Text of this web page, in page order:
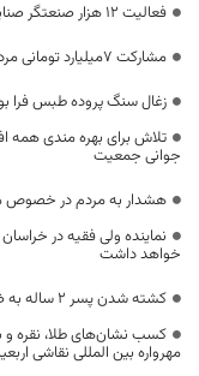
فعالیت 12 هزار صنعتگر صنایع دستی در خراسان جنوبی
مشارکت ۷میلیارد تومانی مردم خراسان جنوبی در نذورات قربانی
زغال سنگ پروده طبس فرا
تلاش برای بهره مندی همه
جوانی جمعیت
هشدار به مردم در خصوص
نماینده ولی فقیه در
خواهد داشت
کشته شدن پسر 2 ساله به ضرب گلوله برادرش
کسب نشان‌های طلا، نقره و
مهرواره بین المللی نقاشی